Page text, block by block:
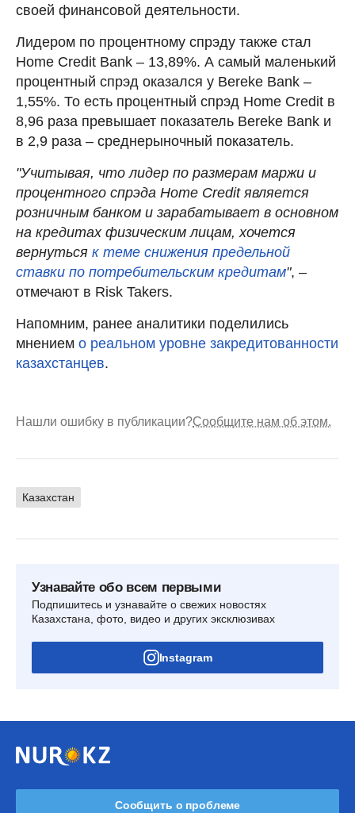
своей финансовой деятельности.
Лидером по процентному спрэду также стал
Home Credit Bank – 13,89%. А самый маленький
процентный спрэд оказался у Bereke Bank –
1,55%. То есть процентный спрэд Home Credit в
8,96 раза превышает показатель Bereke Bank и
в 2,9 раза – среднерыночный показатель.
"Учитывая, что лидер по размерам маржи и
процентного спрэда Home Credit является
розничным банком и зарабатывает в основном
на кредитах физическим лицам, хочется
вернуться к теме снижения предельной
ставки по потребительским кредитам", –
отмечают в Risk Takers.
Напомним, ранее аналитики поделились
мнением о реальном уровне закредитованности
казахстанцев.
Нашли ошибку в публикации?Сообщите нам об этом.
Казахстан
Узнавайте обо всем первыми
Подпишитесь и узнавайте о свежих новостях
Казахстана, фото, видео и других эксклюзивах
Instagram
Сообщить о проблеме